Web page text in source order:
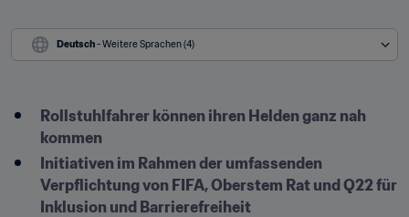
Deutsch - Weitere Sprachen (4)
Rollstuhlfahrer können ihren Helden ganz nah
kommen
Initiativen im Rahmen der umfassenden
Verpflichtung von FIFA, Oberstem Rat und Q22 für
Inklusion und Barrierefreiheit